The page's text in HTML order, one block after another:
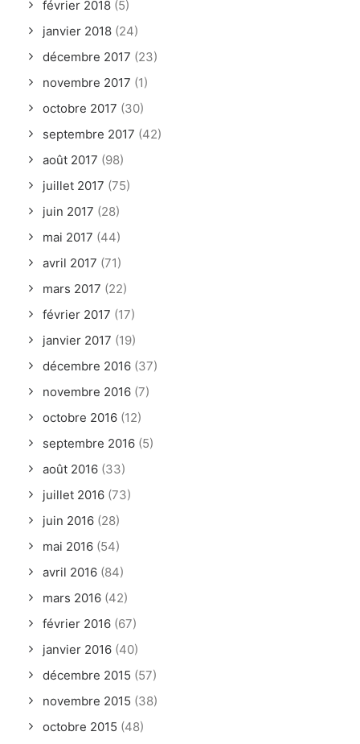
février 2018 (5)
janvier 2018 (24)
décembre 2017 (23)
novembre 2017 (1)
octobre 2017 (30)
septembre 2017 (42)
août 2017 (98)
juillet 2017 (75)
juin 2017 (28)
mai 2017 (44)
avril 2017 (71)
mars 2017 (22)
février 2017 (17)
janvier 2017 (19)
décembre 2016 (37)
novembre 2016 (7)
octobre 2016 (12)
septembre 2016 (5)
août 2016 (33)
juillet 2016 (73)
juin 2016 (28)
mai 2016 (54)
avril 2016 (84)
mars 2016 (42)
février 2016 (67)
janvier 2016 (40)
décembre 2015 (57)
novembre 2015 (38)
octobre 2015 (48)